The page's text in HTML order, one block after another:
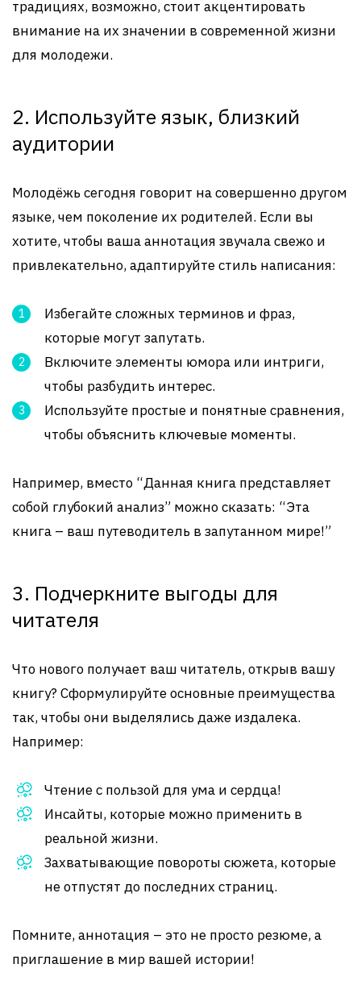
традициях, возможно, стоит акцентировать
внимание на их значении в современной жизни
для молодежи.
2. Используйте язык, близкий
аудитории
Молодёжь сегодня говорит на совершенно другом
языке, чем поколение их родителей. Если вы
хотите, чтобы ваша аннотация звучала свежо и
привлекательно, адаптируйте стиль написания:
Избегайте сложных терминов и фраз,
которые могут запутать.
Включите элементы юмора или интриги,
чтобы разбудить интерес.
Используйте простые и понятные сравнения,
чтобы объяснить ключевые моменты.
Например, вместо “Данная книга представляет
собой глубокий анализ” можно сказать: “Эта
книга – ваш путеводитель в запутанном мире!”
3. Подчеркните выгоды для
читателя
Что нового получает ваш читатель, открыв вашу
книгу? Сформулируйте основные преимущества
так, чтобы они выделялись даже издалека.
Например:
Чтение с пользой для ума и сердца!
Инсайты, которые можно применить в
реальной жизни.
Захватывающие повороты сюжета, которые
не отпустят до последних страниц.
Помните, аннотация – это не просто резюме, а
приглашение в мир вашей истории!